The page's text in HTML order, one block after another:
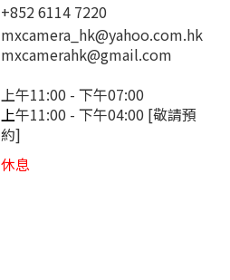
+852 6114 7220
mxcamera_hk@yahoo.com.hk
mxcamerahk@gmail.com
上午11:00 - 下午07:00
上午11:00 - 下午04:00 [敬請預
約]
休息